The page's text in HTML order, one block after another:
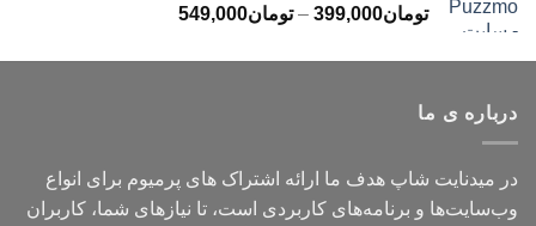
تومان399,000
– تومان549,000محدوده
تومان399,000
درباره ی ما
در میدنایت شاپ هدف ما ارائه اشتراک های پرمیوم برای انواع
وب‌سایت‌ها و برنامه‌های کاربردی است، تا نیازهای شما، کاربران